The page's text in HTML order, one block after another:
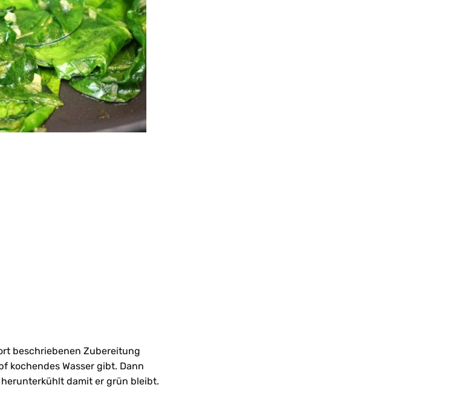
beschriebenen Zubereitung
kochendes Wasser gibt. Dann
damit er grün bleibt.